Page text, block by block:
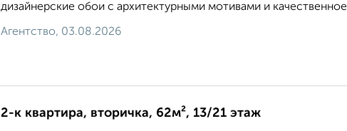
дизайнерские обои с архитектурными мотивами и
Агентство, 03.08.2026
2-к квартира, вторичка, 62м², 13/21 этаж